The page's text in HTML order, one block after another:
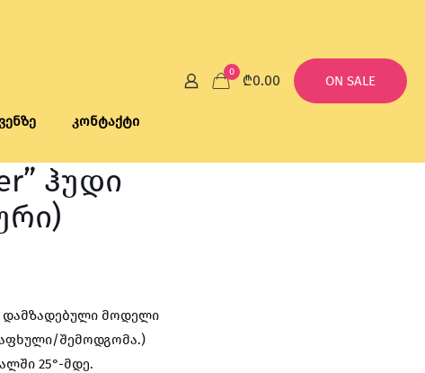
კონტაქტი
0
₾0.00 ON SALE
ჰუდი
დამზადებული მოდელი
შემოდგომა.)
25°-მდე.